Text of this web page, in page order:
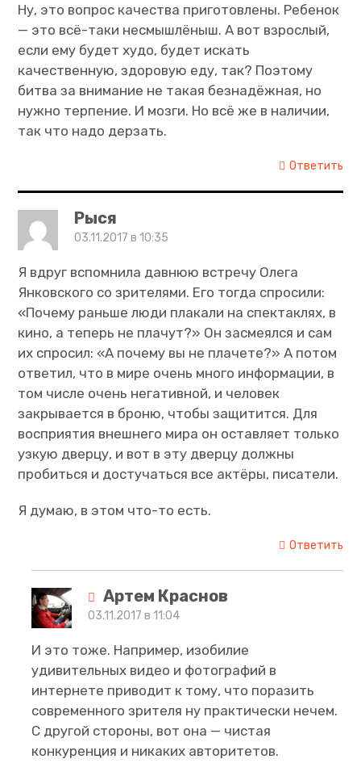
Ну, это вопрос качества приготовлены. Ребенок
— это всё-таки несмышлёныш. А вот взрослый,
если ему будет худо, будет искать
качественную, здоровую еду, так? Поэтому
битва за внимание не такая безнадёжная, но
нужно терпение. И мозги. Но всё же в наличии,
так что надо дерзать.
Ответить
Рыся
03.11.2017 в 10:35
Я вдруг вспомнила давнюю встречу Олега
Янковского со зрителями. Его тогда спросили:
«Почему раньше люди плакали на спектаклях, в
кино, а теперь не плачут?» Он засмеялся и сам
их спросил: «А почему вы не плачете?» А потом
ответил, что в мире очень много информации, в
том числе очень негативной, и человек
закрывается в броню, чтобы защитится. Для
восприятия внешнего мира он оставляет только
узкую дверцу, и вот в эту дверцу должны
пробиться и достучаться все актёры, писатели.
Я думаю, в этом что-то есть.
Ответить
Артем Краснов
03.11.2017 в 11:04
И это тоже. Например, изобилие
удивительных видео и фотографий в
интернете приводит к тому, что поразить
современного зрителя ну практически нечем.
С другой стороны, вот она — чистая
конкуренция и никаких авторитетов.